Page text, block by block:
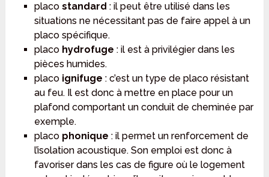
placo standard : il peut être utilisé dans les
situations ne nécessitant pas de faire appel à un
placo spécifique.
placo hydrofuge : il est à privilégier dans les
pièces humides.
placo ignifuge : c’est un type de placo résistant
au feu. Il est donc à mettre en place pour un
plafond comportant un conduit de cheminée par
exemple.
placo phonique : il permet un renforcement de
l’isolation acoustique. Son emploi est donc à
favoriser dans les cas de figure où le logement